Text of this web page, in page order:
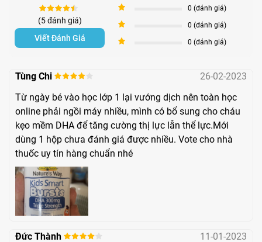
Cho đến nay, hãng đã phát triển được 80 năm. Sau khi
không ngừng phấn đấu vươn lên thì hiện nay, Nature’s Way
riêng Úc mà cả trên thế giới. Công ty luôn đi đầu trong các
sản phẩm có nguồn gốc thiên nhiên. Với quy trình chọn lựa
nguyên liệu, sản xuất được kiểm định nghiêm ngặt, các
sản phẩm Nature’s Ways cung cấp luôn có chất lượng vượt
xa so với tiêu chuẩn khắt khe mà châu Âu đặt ra. Kids
Smart DHA 300mg Triple Strength chính là bí quyết giúp trẻ
thông minh và phát triển toàn diện.
(5 đánh giá)
3 0 (đánh giá)
2 0 (đánh giá)
1 0 (đánh giá)
Viết Đánh Giá
Tùng Chi
26-02-2023
Từ ngày bé vào học lớp 1 lại vướng dịch nên toàn học
online phải ngồi máy nhiều, mình có bổ sung cho cháu
kẹo mềm DHA để tăng cường thị lực lẫn thể lực.Mới
dùng 1 hộp chưa đánh giá được nhiều. Vote cho nhà
thuốc uy tín hàng chuẩn nhé
Đức Thành
11-01-2023